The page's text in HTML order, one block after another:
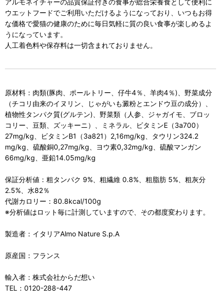
ウエットフードでご利用いただけるようになっており、いつもお得
な価格で愛猫の健康のために毎日気軽に質の良い食事が楽しめるよ
うになっています。
人工着色料や保存料は一切含まれておりません。
原材料：肉類(豚肉、ポールトリー、仔牛4％、羊肉4％)、野菜成分
（チコリ由来のイヌリン、じゃがいも澱粉とエンドウ豆の成分）、
植物性タンパク質(グルテン)、野菜類（人参、ジャガイモ、ブロッ
コリー、豆類、ズッキーニ）、ミネラル、ビタミンE（3a700）
27mg/kg、ビタミンB1（3a821）2,16mg/kg、タウリン324.2
mg/kg、硫酸銅0,27mg/kg、ヨウ素0,32mg/kg、硫酸マンガン
66mg/kg、亜鉛14.05mg/kg
保証分析値：粗タンパク 9%、粗繊維 0.8%、粗脂肪 5%、粗灰分
2.5%、水82％
代謝カロリー：80.8kcal/100g
※分析値はロット毎に計測していますので、その都度変わります。
製造者：イタリアAlmo Nature S.p.A
原産国：フランス
輸入者：株式会社からだ想い
TEL：0120-288-447